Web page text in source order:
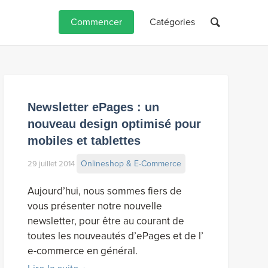
Commencer Catégories
Newsletter ePages : un
nouveau design optimisé pour
mobiles et tablettes
29 juillet 2014 Onlineshop & E-Commerce
Aujourd’hui, nous sommes fiers de
vous présenter notre nouvelle
newsletter, pour être au courant de
toutes les nouveautés d’ePages et de l’
e-commerce en général.